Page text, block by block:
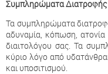
Συμπληρώματα Διατροφής
Τα συμπληρώματα
αδυναμία, κόπωση,
διαιτολόγου σας. Τα
κύριο λόγο από
και υποσιτισμού.